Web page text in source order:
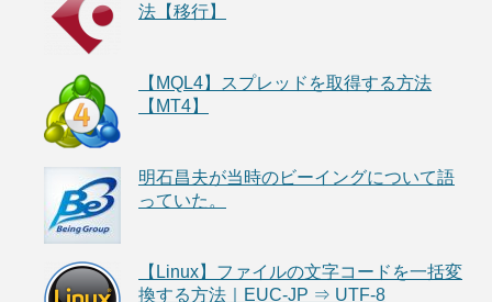
法【移行】
【MQL4】スプレッドを取得する方法
【MT4】
明石昌夫が当時のビーイングについて語
っていた。
【Linux】ファイルの文字コードを一括変
換する方法｜EUC-JP ⇒ UTF-8